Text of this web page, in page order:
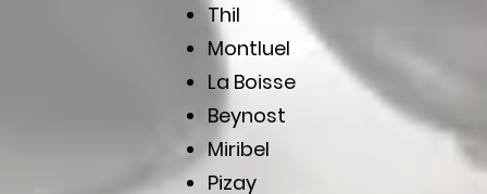
Thil
Montluel
La Boisse
Beynost
Miribel
Pizay